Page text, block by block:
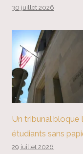
30 juillet 2026
Un tribunal bloque
étudiants sans
29 juillet 2026